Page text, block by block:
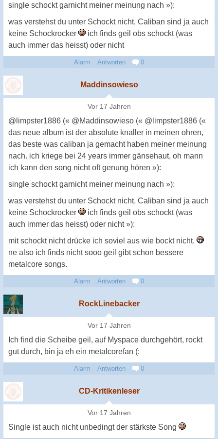
single schockt garnicht meiner meinung nach »):
was verstehst du unter Schockt nicht, Caliban sind ja auch
keine Schockrocker
ich finds geil obs schockt (was
auch immer das heisst) oder nicht
Alarm Antworten 0
Maddinsowieso
Vor 17 Jahren
@limpster1886 (« @Maddinsowieso (« @limpster1886 («
das neue album ist der absolute knaller in meinen ohren,
das beste was caliban ja gemacht haben meiner meinung
nach. ich kriege bei 24 years immer gänsehaut, oh mann
ich kann den song nicht oft genung hören »):
single schockt garnicht meiner meinung nach »):
was verstehst du unter Schockt nicht, Caliban sind ja auch
keine Schockrocker
ich finds geil obs schockt (was
auch immer das heisst) oder nicht »):
mit schockt nicht drücke ich soviel aus wie bockt nicht.
ne also ich finds nicht sooo geil gibt schon bessere
metalcore songs.
Alarm Antworten 0
RockLinebacker
Vor 17 Jahren
Ich find die Scheibe geil, auf Myspace durchgehört, rockt
gut durch, bin ja eh ein metalcorefan (:
Alarm Antworten 0
CD-Kritikenleser
Vor 17 Jahren
Single ist auch nicht unbedingt der stärkste Song